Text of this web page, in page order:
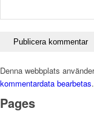
Denna webbplats
kommentardata bearbetas.
Pages